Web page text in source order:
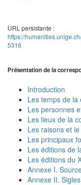
URL persistante :
https://
5316
Présentation de la
Introduction
Les temps de
Les personnes
Les lieux de la
Les raisons et le
Les principaux
Les éditions de
Les éditions du
Annexe I.
Annexe II.